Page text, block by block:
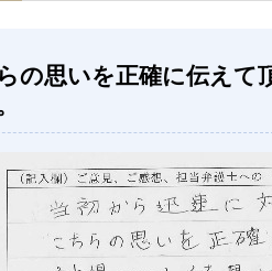
の思いを正確に伝えて